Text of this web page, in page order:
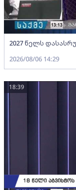
2027 წელს
2026/08/06 14:29
18:39